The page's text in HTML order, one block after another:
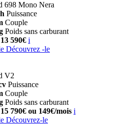
698 Mono Nera
Puissance
Couple
Poids sans carburant
590€ i
Découvrez -le
V2
Puissance
Couple
Poids sans carburant
790€ ou 149€/mois i
Découvrez-le